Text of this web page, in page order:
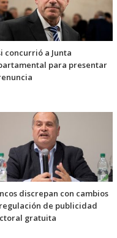
concurrió a Junta
para presentar
discrepan con cambios
de publicidad
gratuita